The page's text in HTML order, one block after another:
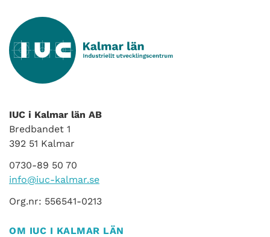
IUC i Kalmar län AB
Bredbandet 1
392 51 Kalmar
0730-89 50 70
info@iuc-kalmar.se
Org.nr: 556541-0213
OM IUC I KALMAR LÄN